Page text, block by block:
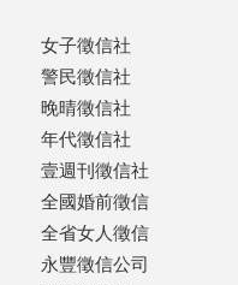
女子徵信社
警民徵信社
晚晴徵信社
年代徵信社
壹週刊徵信社
全國婚前徵信
全省女人徵信
永豐徵信公司